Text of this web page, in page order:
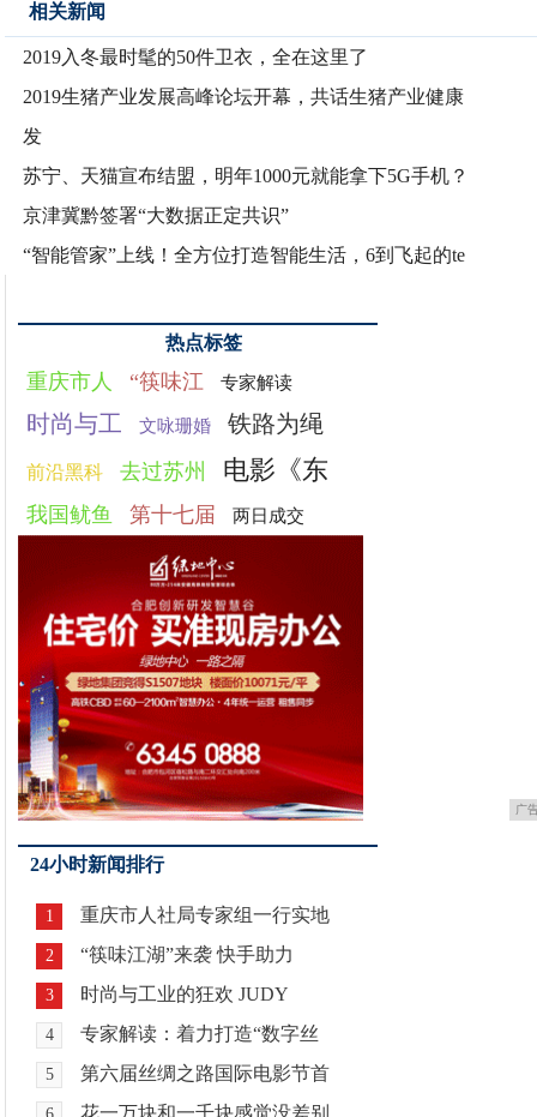
相关新闻
2019入冬最时髦的50件卫衣，全在这里了
2019生猪产业发展高峰论坛开幕，共话生猪产业健康
发
苏宁、天猫宣布结盟，明年1000元就能拿下5G手机？
京津冀黔签署“大数据正定共识”
“智能管家”上线！全方位打造智能生活，6到飞起的te
热点标签
重庆市人 “筷味江 专家解读
时尚与工 文咏珊婚 铁路为绳
前沿黑科 去过苏州 电影《东
我国鱿鱼 第十七届 两日成交
广
24小时新闻排行
1 重庆市人社局专家组一行实地
2 “筷味江湖”来袭 快手助力
3 时尚与工业的狂欢 JUDY
4 专家解读：着力打造“数字丝
5 第六届丝绸之路国际电影节首
花一万块和一千块感觉没差别